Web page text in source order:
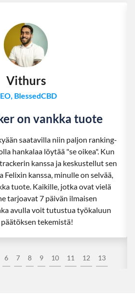
6 7 8 9 10 11 12 13
Vithurs
BlessedCBD
on vankka tuote
saatavilla niin paljon ranking-
hankalaa löytää "se oikea". Kun
kanssa ja keskustellut sen
Felixin kanssa, minulle on selvää,
tuote. Kaikille, jotka ovat vielä
tarjoavat 7 päivän ilmaisen
avulla voit tutustua työkaluun
tekemistä!